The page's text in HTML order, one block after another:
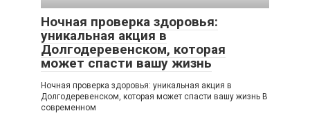
Ночная проверка здоровья:
уникальная акция в
Долгодеревенском, которая
может спасти вашу жизнь
Ночная проверка здоровья: уникальная акция в
Долгодеревенском, которая может спасти вашу жизнь В
современном